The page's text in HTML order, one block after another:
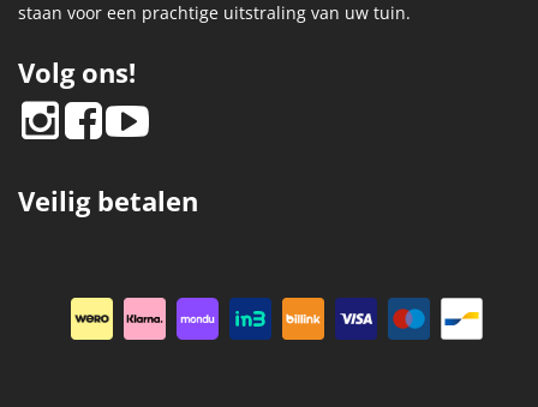
staan voor een prachtige uitstraling van uw tuin.
Volg ons!
Veilig betalen
Handige links